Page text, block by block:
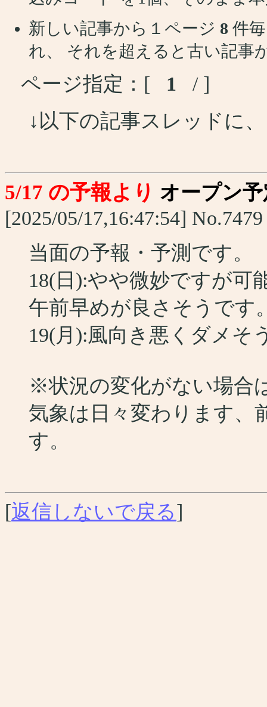
新しい記事から１ページ 8 件
れ、 それを超えると古い記事
ページ指定：[ 1
/ ]
↓以下の記事スレッドに
5/17 の予報より オープン
[2025/05/17,16:47:54] No.7479
当面の予報・予測です。
18(日):やや微妙ですが可
午前早めが良さそうです
19(月):風向き悪くダメそ
※状況の変化がない場合
気象は日々変わります、
す。
[返信しないで戻る]